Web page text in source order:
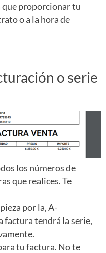
que proporcionar tu
o a la hora de
o serie
los números de
que realices. Te
por la, A-
factura tendrá la serie,
tu factura. No te